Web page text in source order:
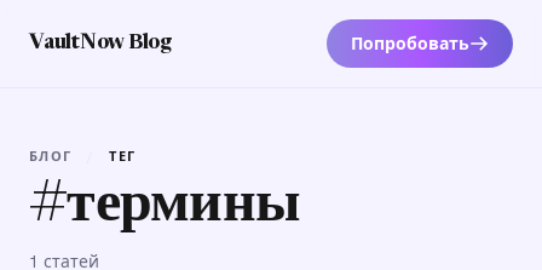
VaultNow Blog Попробовать
БЛОГ ТЕГ
#термины
1 статей